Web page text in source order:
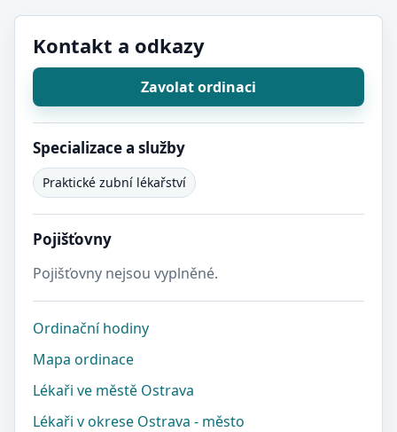
Kontakt a odkazy
Zavolat ordinaci
Specializace a služby
Praktické zubní lékařství
Pojišťovny
Pojišťovny nejsou vyplněné.
Ordinační hodiny
Mapa ordinace
Lékaři ve městě Ostrava
Lékaři v okrese Ostrava - město